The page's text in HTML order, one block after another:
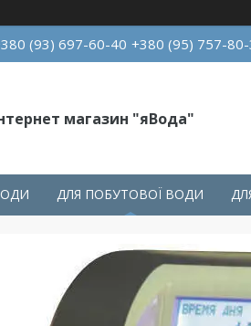
(93) 697-60-40 +380 (95) 757-80-
магазин "яВода"
ДЛЯ ПОБУТОВОЇ ВОДИ